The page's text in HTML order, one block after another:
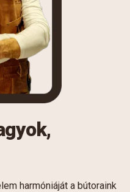
harmóniáját a bútoraink